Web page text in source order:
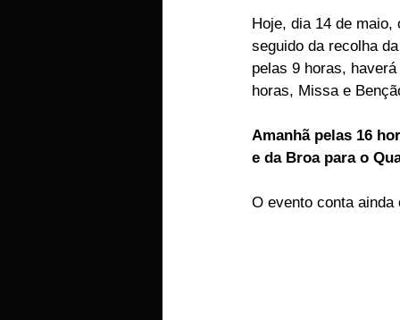
Hoje, dia 14 de
seguido da recolha
pelas 9 horas,
horas, Missa e
Amanhã pelas 16
e da Broa para o
O evento conta